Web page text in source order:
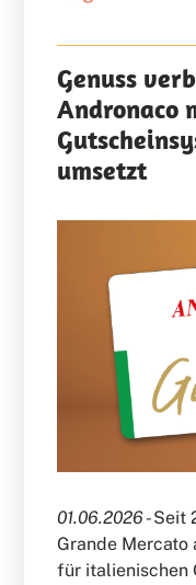
Genuss
Andronaco
umsetzt
01.06.2026 -Seit
Grande Mercato
für italienischen